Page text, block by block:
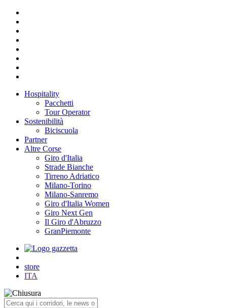
Hospitality
Pacchetti
Tour Operator
Sostenibilità
Biciscuola
Partner
Altre Corse
Giro d'Italia
Strade Bianche
Tirreno Adriatico
Milano-Torino
Milano-Sanremo
Giro d'Italia Women
Giro Next Gen
Il Giro d'Abruzzo
GranPiemonte
store
ITA